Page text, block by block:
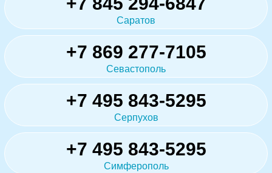
Саратов
+7 869 277-7105
Севастополь
+7 495 843-5295
Серпухов
+7 495 843-5295
Симферополь